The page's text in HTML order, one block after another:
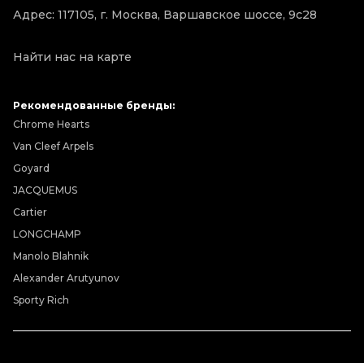
Адрес: 117105, г. Москва, Варшавское шоссе, 9с28
Найти нас на карте
Рекомендованные бренды:
Chrome Hearts
Van Cleef Arpels
Goyard
JACQUEMUS
Cartier
LONGCHAMP
Manolo Blahnik
Alexander Arutyunov
Sporty Rich